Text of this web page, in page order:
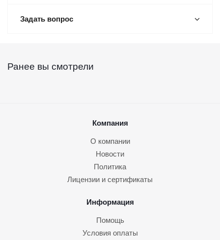
Задать вопрос
Ранее вы смотрели
Компания
О компании
Новости
Политика
Лицензии и сертификаты
Информация
Помощь
Условия оплаты